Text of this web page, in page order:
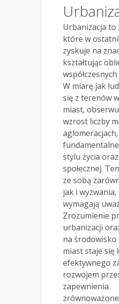
Urbanizacja to
które w
zyskuje na
kształtując
W miarę jak
się z terenów
miast,
wzrost liczby
stylu życia
społecznej.
ze sobą
jak i
wymagają
Zrozumienie
urbanizacji
na środowisko
miast staje się
efektywnego
rozwojem
zapewnienia